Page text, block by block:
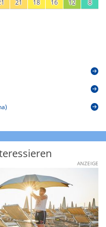
21 18 16 12 8
ANZEIGE